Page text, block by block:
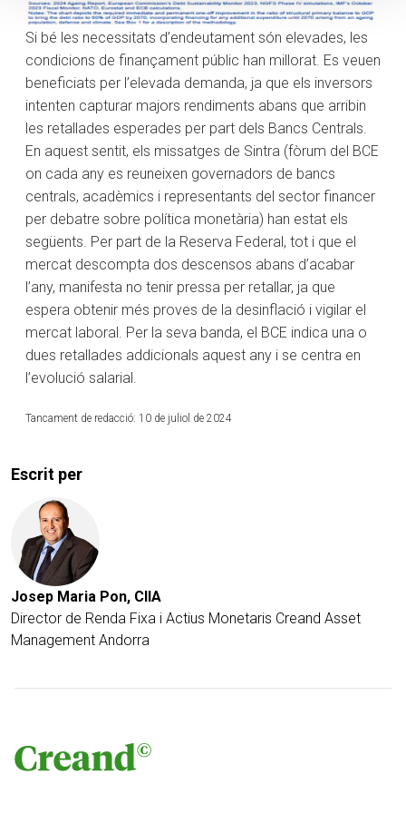
Si bé les necessitats d’endeutament són elevades, les
condicions de finançament públic han millorat. Es veuen
beneficiats per l’elevada demanda, ja que els inversors
intenten capturar majors rendiments abans que arribin
les retallades esperades per part dels Bancs Centrals.
En aquest sentit, els missatges de Sintra (fòrum del BCE
on cada any es reuneixen governadors de bancs
centrals, acadèmics i representants del sector financer
per debatre sobre política monetària) han estat els
següents. Per part de la Reserva Federal, tot i que el
mercat descompta dos descensos abans d’acabar
l’any, manifesta no tenir pressa per retallar, ja que
espera obtenir més proves de la desinflació i vigilar el
mercat laboral. Per la seva banda, el BCE indica una o
dues retallades addicionals aquest any i se centra en
l’evolució salarial.
Tancament de redacció: 10 de juliol de 2024
Escrit per
Josep Maria Pon, CIIA
Director de Renda Fixa i Actius Monetaris Creand Asset
Management Andorra